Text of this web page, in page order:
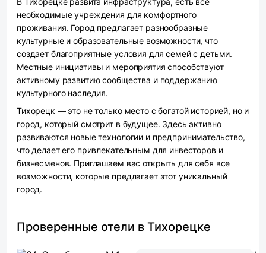
необходимые учреждения для комфортного
проживания. Город предлагает разнообразные
культурные и образовательные возможности, что
создает благоприятные условия для семей с детьми.
Местные инициативы и мероприятия способствуют
активному развитию сообщества и поддержанию
культурного наследия.
Тихорецк — это не только место с богатой историей, но и
город, который смотрит в будущее. Здесь активно
развиваются новые технологии и предпринимательство,
что делает его привлекательным для инвесторов и
бизнесменов. Приглашаем вас открыть для себя все
возможности, которые предлагает этот уникальный
город.
Проверенные отели в Тихорецке